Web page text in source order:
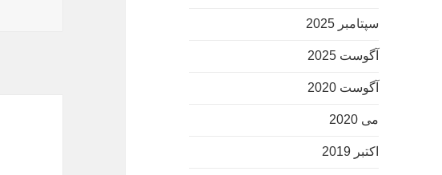
سپتامبر 2025
آگوست 2025
آگوست 2020
می 2020
اکتبر 2019